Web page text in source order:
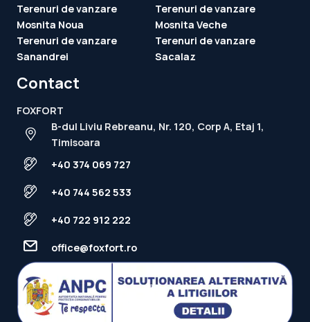
Terenuri de vanzare
Mosnita Noua
Terenuri de vanzare
Mosnita Veche
Terenuri de vanzare
Sanandrei
Terenuri de vanzare
Sacalaz
Contact
FOXFORT
B-dul Liviu Rebreanu, Nr. 120, Corp A, Etaj 1,
Timisoara
+40 374 069 727
+40 744 562 533
+40 722 912 222
office@foxfort.ro